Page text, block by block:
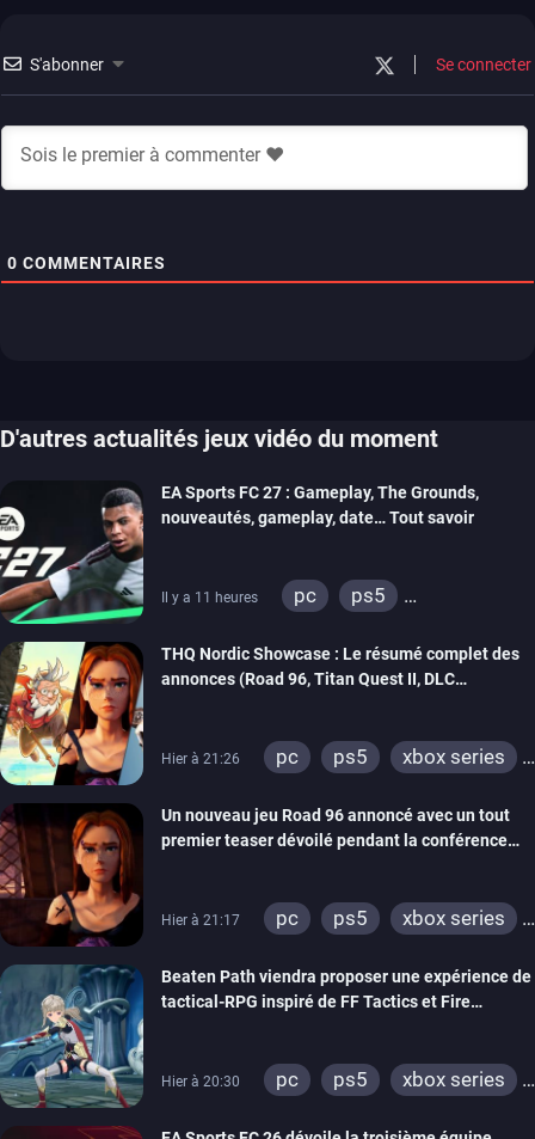
S'abonner Se connecter
0 COMMENTAIRES
D'autres actualités jeux vidéo du moment
EA Sports FC 27 : Gameplay, The Grounds,
nouveautés, gameplay, date… Tout savoir
Il y a 11 heures pc
ps5
THQ Nordic Showcase : Le résumé complet des
annonces (Road 96, Titan Quest II, DLC
Hier à 21:26 pc ps5
xbox series
xbox one
switch 2
Un nouveau jeu Road 96 annoncé avec un tout
premier teaser dévoilé pendant la conférence
Hier à 21:17 pc ps5
xbox series
xbox one
Beaten Path viendra proposer une expérience de
tactical-RPG inspiré de FF Tactics et Fire
Hier à 20:30 pc ps5
xbox series